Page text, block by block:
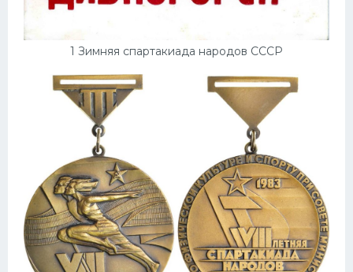
1 Зимняя спартакиада народов СССР